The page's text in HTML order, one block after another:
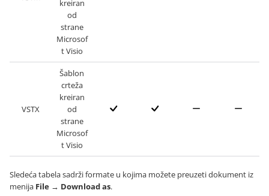
kreiran
od
strane
Microsof
t Visio
VSTX
Šablon
crteža
kreiran
od
strane
Microsof
t Visio
Sledeća tabela sadrži formate u kojima možete preuzeti dokument iz
menija File → Download as.